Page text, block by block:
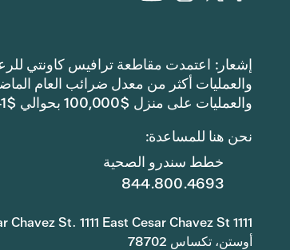
والعمليات على منزل $100,000 بحوالي $8.41 (ثمانية دولارات وواحد وأربعين سنتًا).
نحن هنا للمساعدة:
خطط سندرو الصحية
844.800.4693
1111 East Cesar Chavez St. 1111 East Cesar Chavez St.
أوستن، تكساس 78702